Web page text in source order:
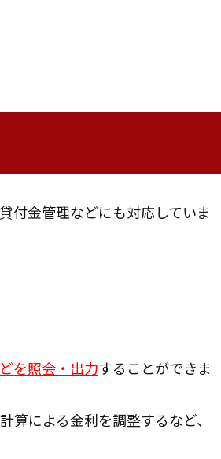
付金管理などにも対応していま
を照会・出力することができま
による金利を調整するなど、